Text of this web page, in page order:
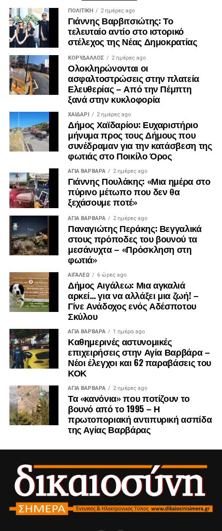
Λίγα λεπτά αργότερα, έφτασε και ο πρώην
πρωθυπουργός, Αντώνης Σαμαράς, ο οποίος αφού
συλλυπήθηκε την οικογένεια, αποχώρησε.
ΠΟΛΙΤΙΚΉ 2 ημέρες ago
Γιάννης Βαρβιτσιώτης: Το
τελευταίο αντίο στο ιστορικό
στέλεχος της Νέας Δημοκρατίας
ΚΟΡΥΔΑΛΛΟΣ 2 ημέρες ago
Ολοκληρώνονται οι
ασφαλτοστρώσεις στην πλατεία
Ελευθερίας – Από την Πέμπτη
ξανά στην κυκλοφορία
ΧΑΪΔΑΡΙ 2 ημέρες ago
Δήμος Χαϊδαρίου: Ευχαριστήριο
μήνυμα προς τους Δήμους που
συνέδραμαν για την κατάσβεση της
φωτιάς στο Ποικίλο Όρος
ΑΓΙΑ ΒΑΡΒΑΡΑ 2 ημέρες ago
Γιάννης Πουλάκης: «Μια ημέρα στο
πύρινο μέτωπο που δεν θα
ξεχάσουμε ποτέ»
ΑΓΙΑ ΒΑΡΒΑΡΑ 2 ημέρες ago
Παναγιώτης Περάκης: Βεγγαλικά
στους πρόποδες του βουνού τα
μεσάνυχτα – «Πρόσκληση στη
φωτιά»
ΑΙΓΑΛΕΩ 6 ώρες ago
Δήμος Αιγάλεω: Μια αγκαλιά
αρκεί… για να αλλάξει μια ζωή! –
Γίνε Ανάδοχος ενός Αδέσποτου
Σκύλου
ΑΓΙΑ ΒΑΡΒΑΡΑ 1 ημέρα ago
Καθημερινές αστυνομικές
επιχειρήσεις στην Αγία Βαρβάρα –
Νέοι έλεγχοι και 62 παραβάσεις του
ΚΟΚ
ΑΓΙΑ ΒΑΡΒΑΡΑ 2 ημέρες ago
Τα «κανόνια» που ποτίζουν το
βουνό από το 1995 – Η
πρωτοποριακή αντιπυρική ασπίδα
της Αγίας Βαρβάρας